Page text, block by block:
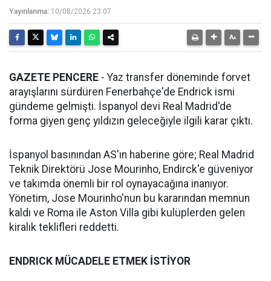
Yayınlanma: 10/08/2026 23:07
GAZETE PENCERE - Yaz transfer döneminde forvet
arayışlarını sürdüren Fenerbahçe'de Endrick ismi
gündeme gelmişti. İspanyol devi Real Madrid'de
forma giyen genç yıldızın geleceğiyle ilgili karar çıktı.
İspanyol basınından AS'ın haberine göre; Real Madrid
Teknik Direktörü Jose Mourinho, Endirck'e güveniyor
ve takımda önemli bir rol oynayacağına inanıyor.
Yönetim, Jose Mourinho'nun bu kararından memnun
kaldı ve Roma ile Aston Villa gibi kulüplerden gelen
kiralık teklifleri reddetti.
ENDRICK MÜCADELE ETMEK İSTİYOR